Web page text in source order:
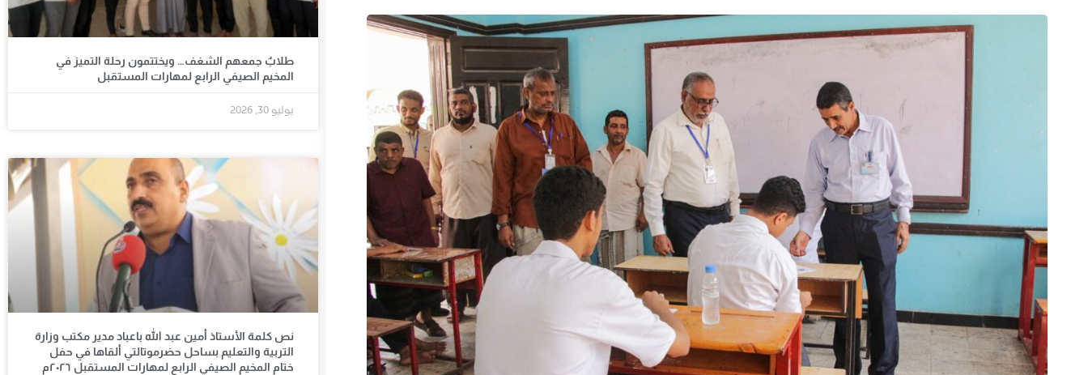
طلابٌ جمعهم الشغف… ويختتمون رحلة التميز في
المخيم الصيفي الرابع لمهارات المستقبل
يوليو 30, 2026
نص كلمة الأستاذ أمين عبد الله باعباد مدير مكتب وزارة
التربية والتعليم بساحل حضرموتالتي ألقاها في حفل
ختام المخيم الصيفي الرابع لمهارات المستقبل ٢٠٢٦م